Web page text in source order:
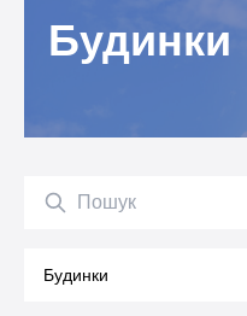
Будинки
Пошук
Категорія
Будинки